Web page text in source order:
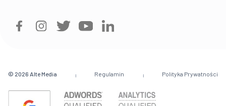
© 2026 Alte Media | Regulamin | Polityka Prywatności